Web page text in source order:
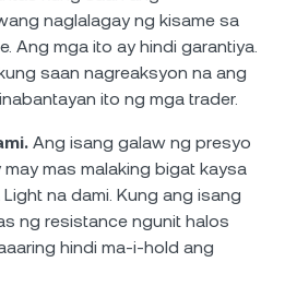
naglalagay ng kisame sa
Ang mga ito ay hindi garantiya.
saan nagreaksyon na ang
ito ng mga trader.
Ang isang galaw ng presyo
mas malaking bigat kaysa
na dami. Kung ang isang
ng resistance ngunit halos
hindi ma-i-hold ang